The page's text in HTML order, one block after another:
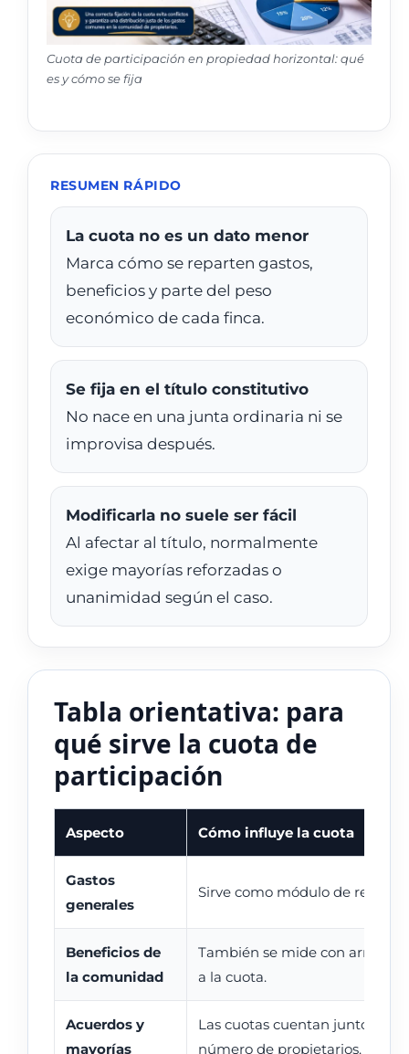
Cuota de participación en propiedad horizontal: qué
es y cómo se fija
RESUMEN RÁPIDO
La cuota no es un dato menor
Marca cómo se reparten gastos,
beneficios y parte del peso
económico de cada finca.
Se fija en el título constitutivo
No nace en una junta ordinaria ni se
improvisa después.
Modificarla no suele ser fácil
Al afectar al título, normalmente
exige mayorías reforzadas o
unanimidad según el caso.
Tabla orientativa: para
qué sirve la cuota de
participación
Aspecto Cómo influye la cuota
Gastos
generales
Sirve como módulo de reparto.
Beneficios de
la comunidad
También se mide con arreglo
a la cuota.
Acuerdos y
mayorías
Las cuotas cuentan junto al
número de propietarios.